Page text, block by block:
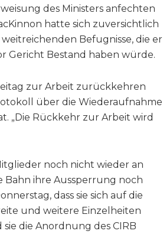
des Ministers anfechten
hatte sich zuversichtlich
Befugnisse, die er
Gericht Bestand haben würde.
zur Arbeit zurückkehren
über die Wiederaufnahme
„Die Rückkehr zur Arbeit wird
noch nicht wieder an
ihre Aussperrung noch
dass sie sich auf die
und weitere Einzelheiten
die Anordnung des CIRB